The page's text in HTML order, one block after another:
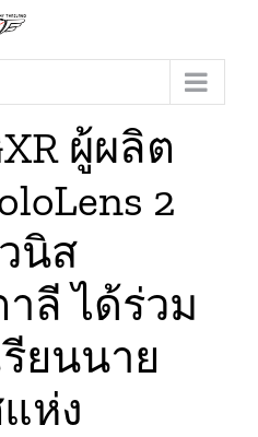
ผู้ผลิต
2
นิส
ลี ได้ร่วม
ยนนาย
ห่ง